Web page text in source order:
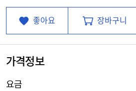
좋아요 장바구니
가격정보
요금